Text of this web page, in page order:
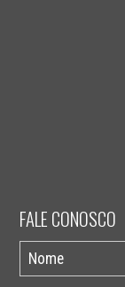
FALE CONOSCO